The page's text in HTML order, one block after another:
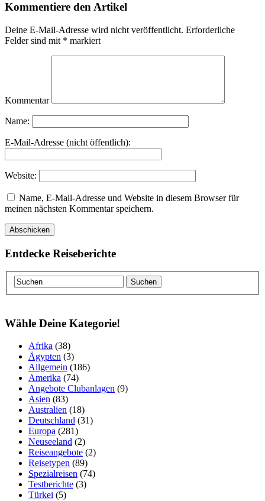
Kommentiere den Artikel
Deine E-Mail-Adresse wird nicht veröffentlicht. Erforderliche
Felder sind mit * markiert
Kommentar
Name:
E-Mail-Adresse (nicht öffentlich):
Website:
Name, E-Mail-Adresse und Website in diesem Browser für
meinen nächsten Kommentar speichern.
Entdecke Reiseberichte
Wähle Deine Kategorie!
Afrika (38)
Ägypten (3)
Allgemein (186)
Amerika (74)
Angebote Clubanlagen (9)
Asien (83)
Australien (18)
Deutschland (31)
Europa (281)
Neuseeland (2)
Reiseangebote (2)
Reisetypen (89)
Spezialreisen (74)
Testberichte (3)
Türkei (5)